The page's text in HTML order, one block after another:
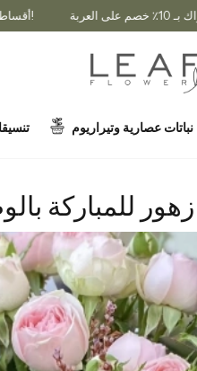
3 أقساط بسعر الكاش!
نباتات عصارية وتيراريوم
للمباركة